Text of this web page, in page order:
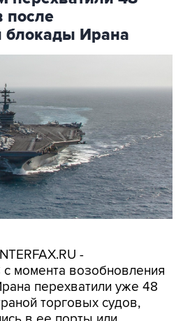
после
блокады Ирана
-
момента возобновления
перехватили уже 48
торговых судов,